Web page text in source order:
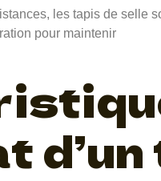
les tapis de selle
pour maintenir